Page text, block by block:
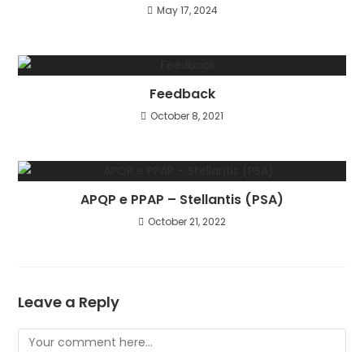
May 17, 2024
Feedback
October 8, 2021
APQP e PPAP – Stellantis (PSA)
October 21, 2022
Leave a Reply